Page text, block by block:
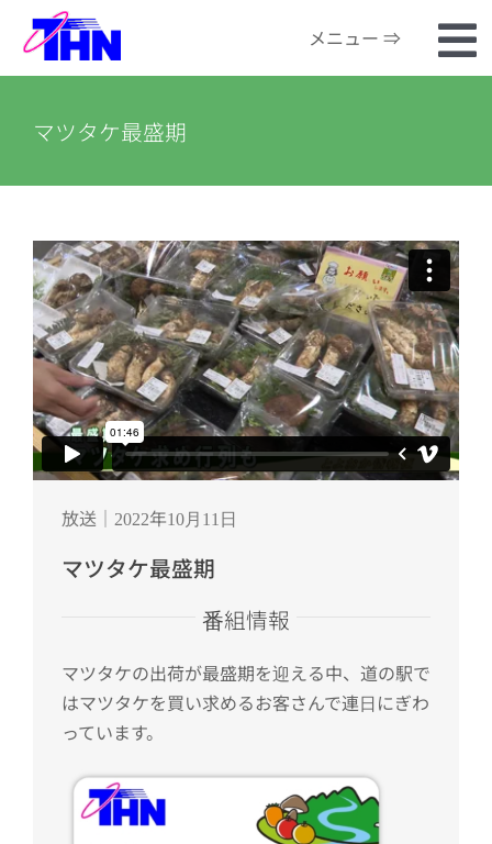
Skip
content
メニュー ⇒
河川カメラ
お知らせ
マツタケ最盛期
放送｜2022年10月11日
マツタケ最盛期
番組情報
マツタケの出荷が最盛期を迎える中、道の駅で
はマツタケを買い求めるお客さんで連日にぎわ
っています。